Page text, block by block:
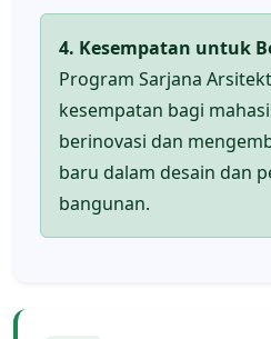
4. Kesempatan untuk
Program Sarjana
kesempatan bagi
berinovasi dan
baru dalam desain dan
bangunan.